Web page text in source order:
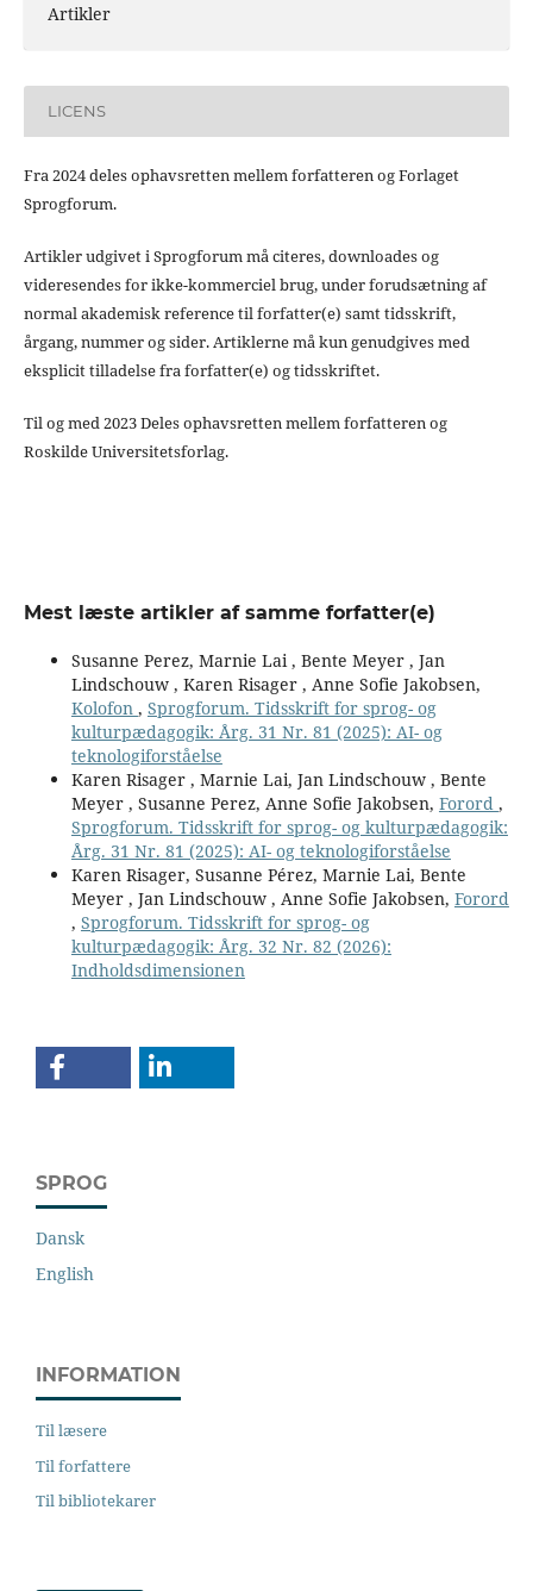
Artikler
LICENS
Fra 2024 deles ophavsretten mellem forfatteren og Forlaget
Sprogforum.
Artikler udgivet i Sprogforum må citeres, downloades og
videresendes for ikke-kommerciel brug, under forudsætning af
normal akademisk reference til forfatter(e) samt tidsskrift,
årgang, nummer og sider. Artiklerne må kun genudgives med
eksplicit tilladelse fra forfatter(e) og tidsskriftet.
Til og med 2023 Deles ophavsretten mellem forfatteren og
Roskilde Universitetsforlag.
Mest læste artikler af samme forfatter(e)
Susanne Perez, Marnie Lai , Bente Meyer , Jan
Lindschouw , Karen Risager , Anne Sofie Jakobsen,
Kolofon , Sprogforum. Tidsskrift for sprog- og
kulturpædagogik: Årg. 31 Nr. 81 (2025): AI- og
teknologiforståelse
Karen Risager , Marnie Lai, Jan Lindschouw , Bente
Meyer , Susanne Perez, Anne Sofie Jakobsen, Forord ,
Sprogforum. Tidsskrift for sprog- og kulturpædagogik:
Årg. 31 Nr. 81 (2025): AI- og teknologiforståelse
Karen Risager, Susanne Pérez, Marnie Lai, Bente
Meyer , Jan Lindschouw , Anne Sofie Jakobsen, Forord
, Sprogforum. Tidsskrift for sprog- og
kulturpædagogik: Årg. 32 Nr. 82 (2026):
Indholdsdimensionen
SPROG
Dansk
English
INFORMATION
Til læsere
Til forfattere
Til bibliotekarer